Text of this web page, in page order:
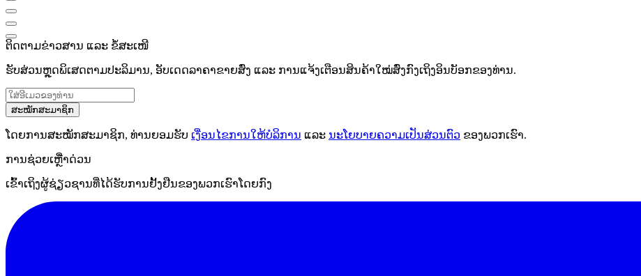
ຕິດຕາມຂ່າວສານ ແລະ ຂໍ້ສະເໜີ
ຮັບສ່ວນຫຼຸດພິເສດຕາມປະລິມານ, ອັບເດດລາຄາຂາຍສົ່ງ ແລະ ການແຈ້ງເຕືອນສິນຄ້າໃໝ່ສົ່ງກົງເຖິງອິນບັອກຂອງທ່ານ.
ສະໝັກສະມາຊິກ
ໂດຍການສະໝັກສະມາຊິກ, ທ່ານຍອມຮັບ ເງື່ອນໄຂການໃຫ້ບໍລິການ ແລະ ນະໂຍບາຍຄວາມເປັນສ່ວນຕົວ ຂອງພວກເຮົາ.
ການຊ່ວຍເຫຼືໍາດ່ວນ
ເຂົ້າເຖິງຜູ້ຊ່ຽວຊານທີ່ໄດ້ຮັບການຢັ້ງຢືນຂອງພວກເຮົາໂດຍກົງ